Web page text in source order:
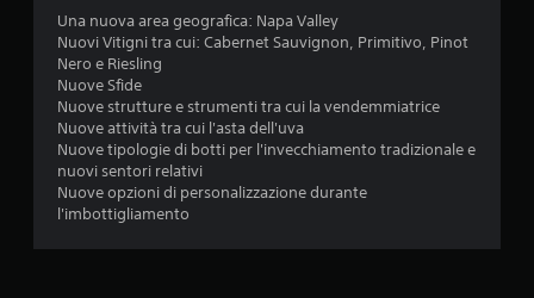
Una nuova area geografica: Napa Valley
Nuovi Vitigni tra cui: Cabernet Sauvignon, Primitivo, Pinot
Nero e Riesling
Nuove Sfide
Nuove strutture e strumenti tra cui la vendemmiatrice
Nuove attività tra cui l'asta dell'uva
Nuove tipologie di botti per l'invecchiamento tradizionale e
nuovi sentori relativi
Nuove opzioni di personalizzazione durante
l'imbottigliamento